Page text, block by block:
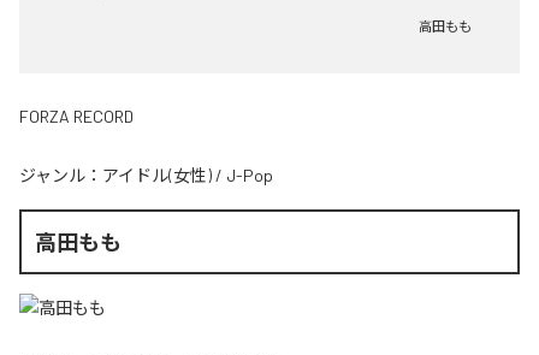
高田もも
FORZA RECORD
ジャンル： アイドル(女性) / J-Pop
高田もも